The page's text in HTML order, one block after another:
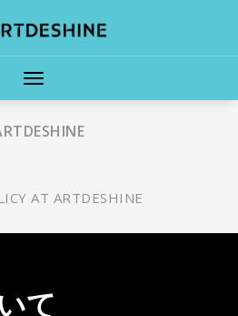
ナ
ビ
ー
ン
切
え
AT ARTDESHINE
て